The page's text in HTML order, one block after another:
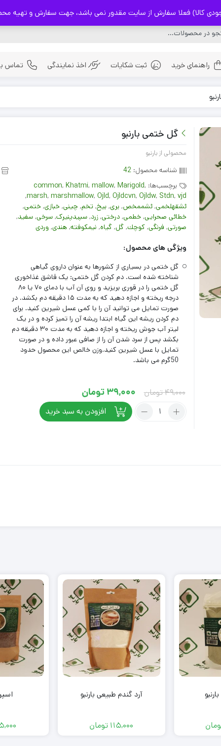
فعلا سفارش از سایت مقدور نمی باشد، جهت سفارش و تهیه محصولات با شماره
راهنمای خرید ثبت شکایات اخذ نمایندگی تماس
گل ختمی بارنبو
محصولی از بارنبو
شناسه محصول:42
برچسب‌ها:
common, Khatmi, mallow, Marigold,
marsh, marshmallow, Ojld, Ojldcvn, Ojldw, Stdn, vjd
,
ئشقهلخمی,ئشممخص,بری,بيخ,تخم, چينى,خبازی,ختمی,
خطائى صحرايى,خطمی,درختى‏,زرد,سپيدپنیرک,سرخى,سفید,
صورتی,فرنگى,كوچك,گل,گیاه, نيم‏كوفته‏,هندى,وردى
ویژگی های محصول:
گل ختمی در بسیاری از کشورها به عنوان داروی گیاهی
شناخته شده است. دم کردن گل ختمی: یک قاشق غذاخوری
گل ختمی را در قوری بریزید و روی آن آب با دمای ۷۰ یا ۸۰
درجه ریخته و اجازه دهید که به مدت ۱۵ دقیقه دم بکشد. در
صورت تمایل می توانید آن را با کمی عسل شیرین کنید. برای
دم کردن ریشه این گیاه ابتدا ریشه آن را تمیز کرده و در یک
لیتر آب جوش ریخته و اجازه دهید که به مدت ۳۰ دقیقه دم
بکشد پس از سرد شدن آن را از صافی عبور داده و در صورت
تمایل با عسل شیرین کنید.وزن خالص این محصول حدود
50گرم می باشد.
49,000تومان
Original
price
was:
39,000 تومان
price
is:
تعداد:
افزودن به سبد خرید
آرد گندم طبیعی بارنبو
115,000 تومان